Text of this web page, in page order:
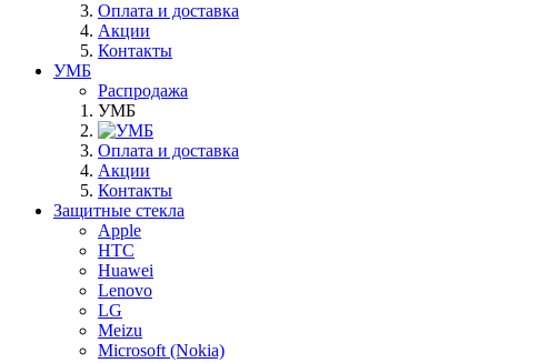
Оплата и доставка
Акции
Контакты
УМБ
Распродажа
УМБ
Оплата и доставка
Акции
Контакты
Защитные стекла
Apple
HTC
Huawei
Lenovo
LG
Meizu
Microsoft (Nokia)